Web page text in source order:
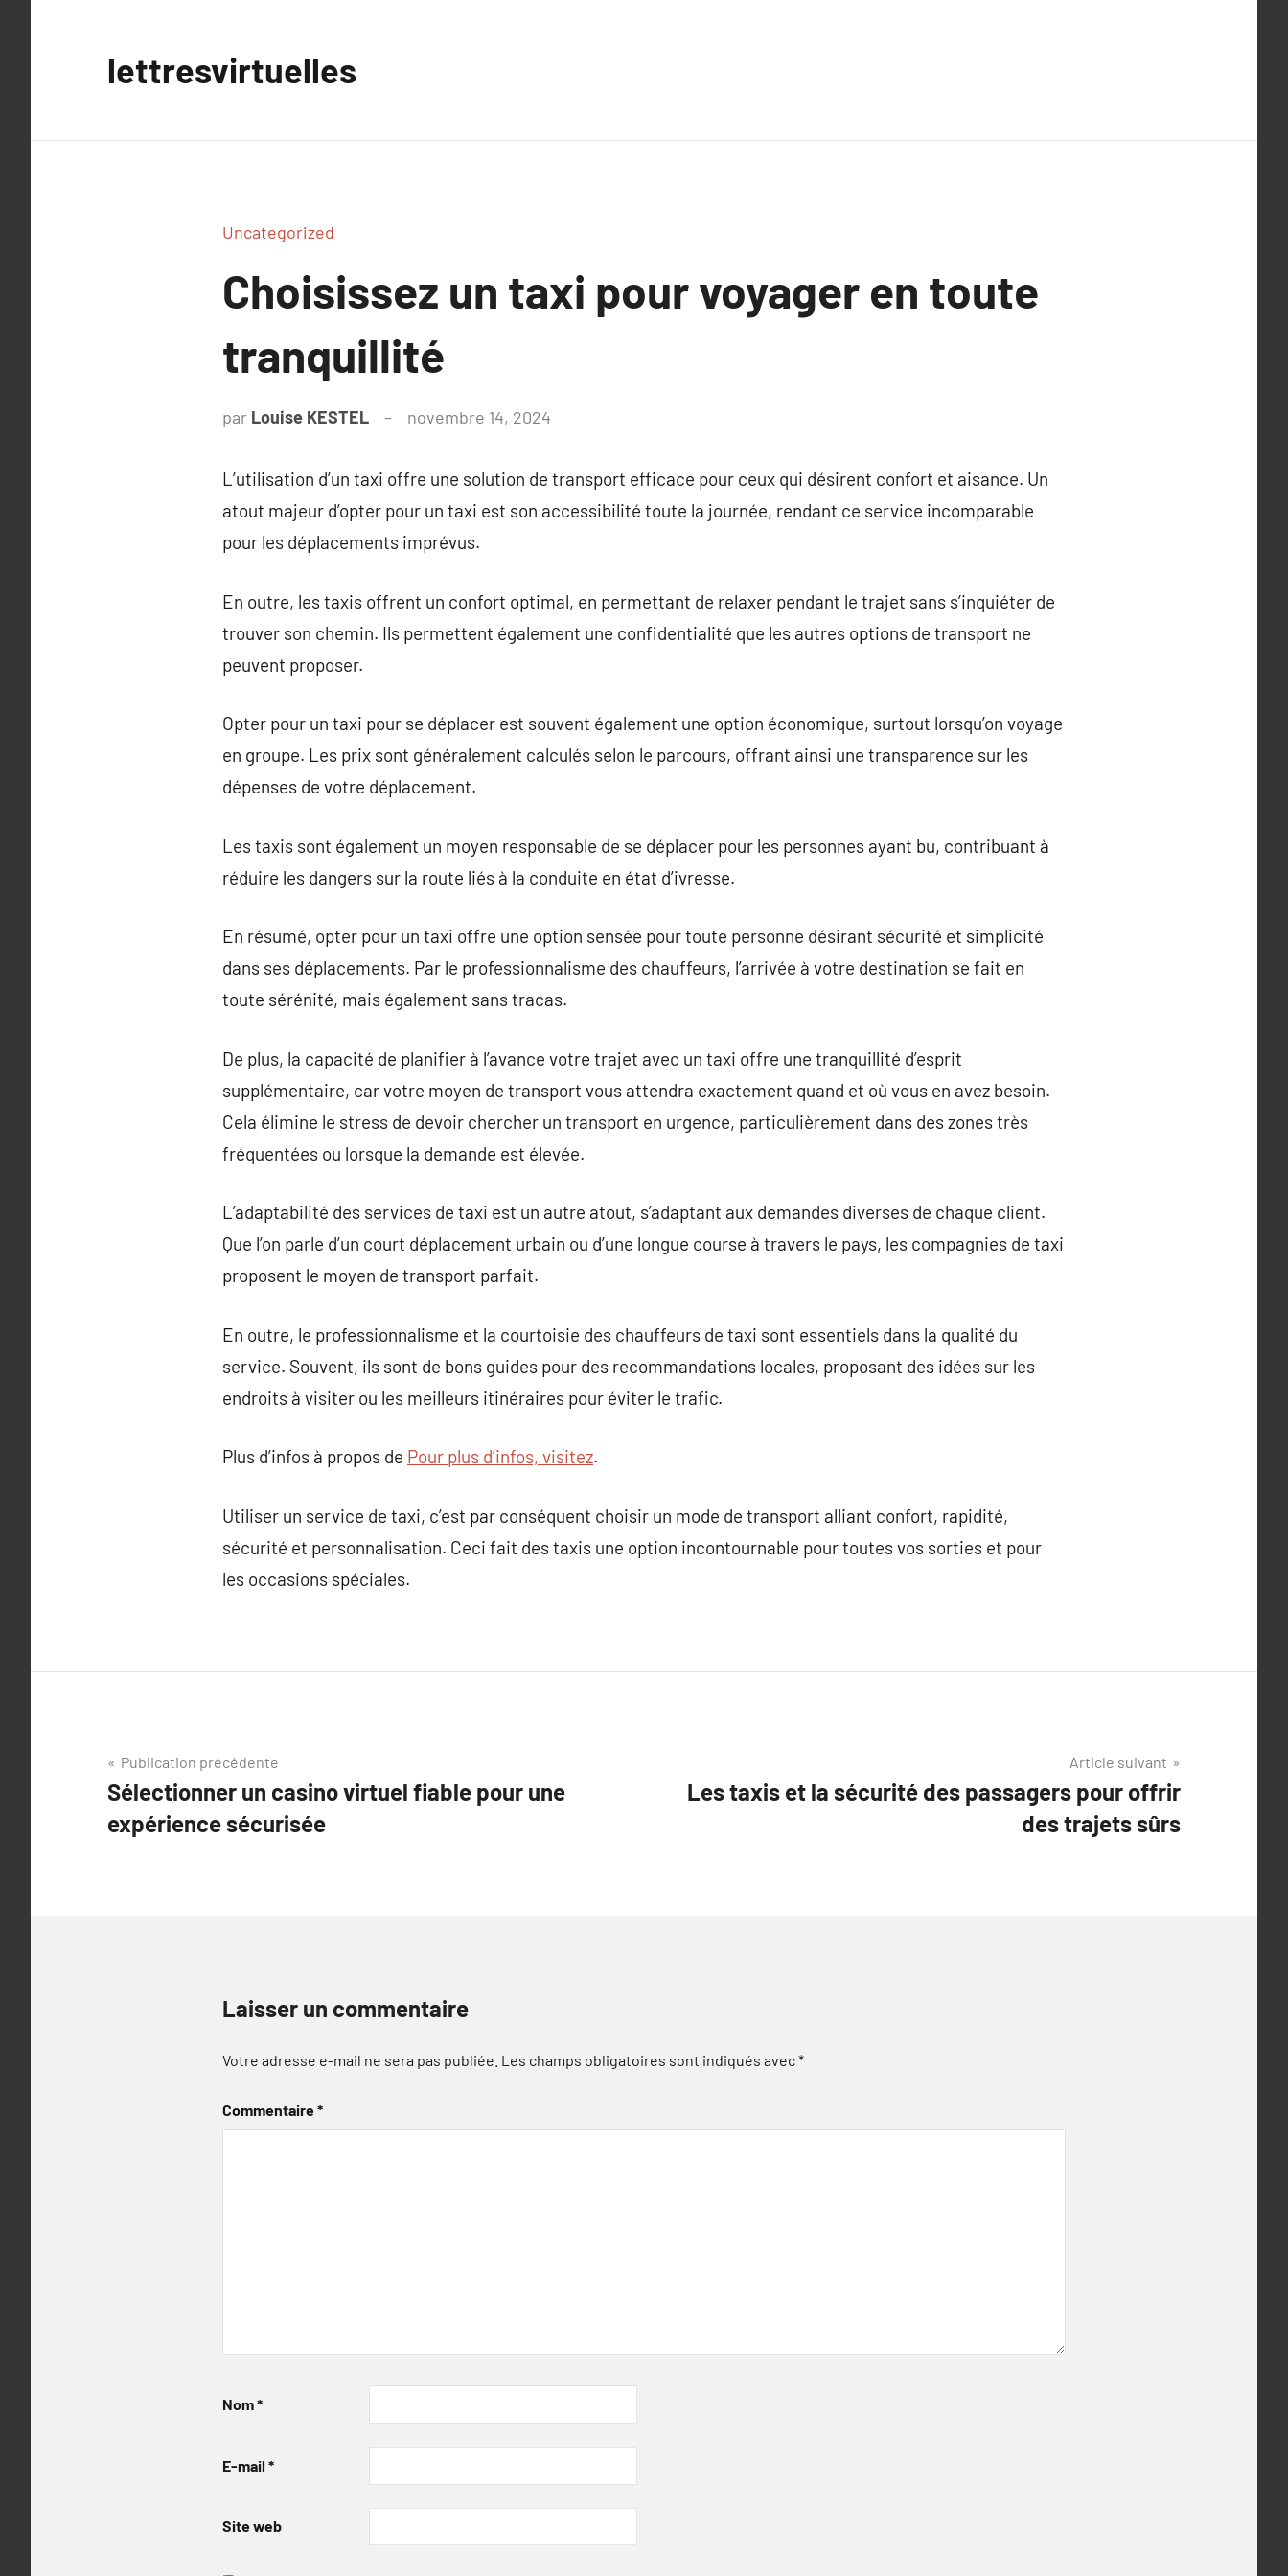
lettresvirtuelles
Uncategorized
Choisissez un taxi pour voyager en toute
tranquillité
par Louise KESTEL novembre 14, 2024
L’utilisation d’un taxi offre une solution de transport efficace pour ceux qui désirent confort et aisance. Un
atout majeur d’opter pour un taxi est son accessibilité toute la journée, rendant ce service incomparable
pour les déplacements imprévus.
En outre, les taxis offrent un confort optimal, en permettant de relaxer pendant le trajet sans s’inquiéter de
trouver son chemin. Ils permettent également une confidentialité que les autres options de transport ne
peuvent proposer.
Opter pour un taxi pour se déplacer est souvent également une option économique, surtout lorsqu’on voyage
en groupe. Les prix sont généralement calculés selon le parcours, offrant ainsi une transparence sur les
dépenses de votre déplacement.
Les taxis sont également un moyen responsable de se déplacer pour les personnes ayant bu, contribuant à
réduire les dangers sur la route liés à la conduite en état d’ivresse.
En résumé, opter pour un taxi offre une option sensée pour toute personne désirant sécurité et simplicité
dans ses déplacements. Par le professionnalisme des chauffeurs, l’arrivée à votre destination se fait en
toute sérénité, mais également sans tracas.
De plus, la capacité de planifier à l’avance votre trajet avec un taxi offre une tranquillité d’esprit
supplémentaire, car votre moyen de transport vous attendra exactement quand et où vous en avez besoin.
Cela élimine le stress de devoir chercher un transport en urgence, particulièrement dans des zones très
fréquentées ou lorsque la demande est élevée.
L’adaptabilité des services de taxi est un autre atout, s’adaptant aux demandes diverses de chaque client.
Que l’on parle d’un court déplacement urbain ou d’une longue course à travers le pays, les compagnies de taxi
proposent le moyen de transport parfait.
En outre, le professionnalisme et la courtoisie des chauffeurs de taxi sont essentiels dans la qualité du
service. Souvent, ils sont de bons guides pour des recommandations locales, proposant des idées sur les
endroits à visiter ou les meilleurs itinéraires pour éviter le trafic.
Plus d’infos à propos de Pour plus d’infos, visitez.
Utiliser un service de taxi, c’est par conséquent choisir un mode de transport alliant confort, rapidité,
sécurité et personnalisation. Ceci fait des taxis une option incontournable pour toutes vos sorties et pour
les occasions spéciales.
Navigation
de
l’article
Publication précédente
Sélectionner un casino virtuel fiable pour une
expérience sécurisée
Article suivant
Les taxis et la sécurité des passagers pour offrir
des trajets sûrs
Laisser un commentaire
Votre adresse e-mail ne sera pas publiée. Les champs obligatoires sont indiqués avec*
Commentaire*
Nom*
E-mail *
Site web